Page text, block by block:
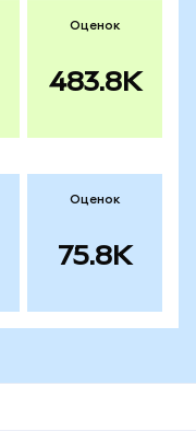
Оценок
483.8K
Оценок
75.8K